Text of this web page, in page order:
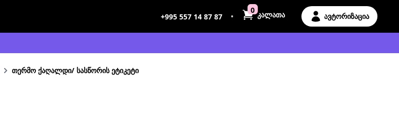
+995 557 14 87 87 •
0 კალათა ავტორიზაცია
თერმო ქაღალდი/ სასწორის ეტიკეტი